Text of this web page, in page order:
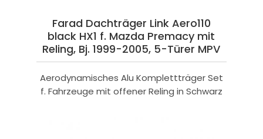
Farad Dachträger Link Aero110
black HX1 f. Mazda Premacy mit
Reling, Bj. 1999-2005, 5-Türer MPV
Aerodynamisches Alu Komplettträger Set
f. Fahrzeuge mit offener Reling in Schwarz